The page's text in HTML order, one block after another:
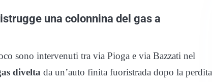
una colonnina del gas a
sono intervenuti tra via Pioga e via Bazzati nel
divelta da un’auto finita fuoristrada dopo la perdita